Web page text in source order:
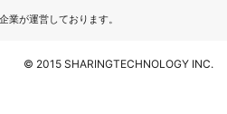
業が運営しております。
© 2015 SHARINGTECHNOLOGY INC.